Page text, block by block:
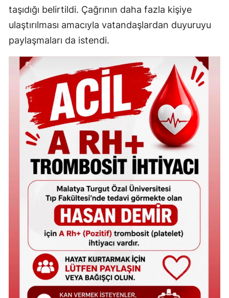
taşıdığı belirtildi. Çağrının daha fazla kişiye
ulaştırılması amacıyla vatandaşlardan duyuruyu
paylaşmaları da istendi.